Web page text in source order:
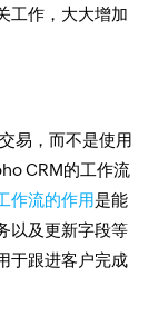
工作，大大增加
易，而不是使用
CRM的工作流
作流的作用是能
以及更新字段等
于跟进客户完成